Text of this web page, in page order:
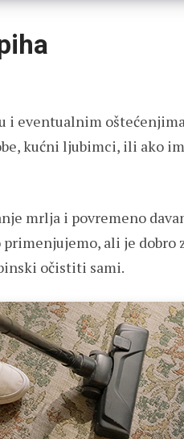
eventualnim
kućni ljubimci, ili ako
mrlja i povremeno
primenjujemo, ali je
očistiti sami.